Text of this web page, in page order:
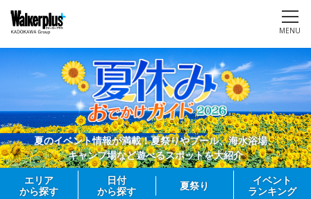
MENU
夏のイベント情報が満載！夏祭りやプール、海水浴場、
キャンプ場など遊べるスポットを大紹介
エリア
から探す
日付
から探す
夏祭り
イベント
ランキング